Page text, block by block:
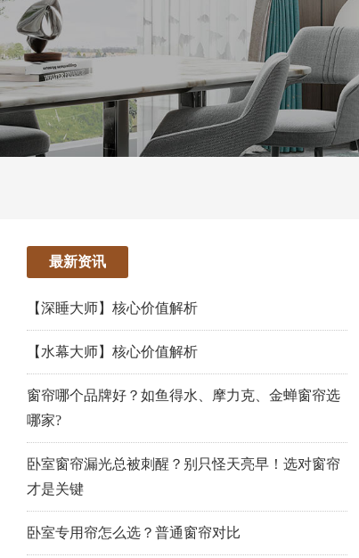
最新资讯
【深睡大师】核心价值解析
【水幕大师】核心价值解析
窗帘哪个品牌好？如鱼得水、摩力克、金蝉窗帘选
哪家?
卧室窗帘漏光总被刺醒？别只怪天亮早！选对窗帘
才是关键
卧室专用帘怎么选？普通窗帘对比